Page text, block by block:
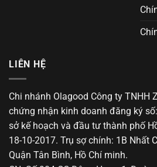
LIÊN HỆ
Chi nhánh Olagood Công ty TNHH
chứng nhận kinh doanh đăng ký
sở kế hoạch và đầu tư thành phố
18-10-2017. Trụ sợ chính: 1B Nhất
Quận Tân Bình, Hồ Chí minh.